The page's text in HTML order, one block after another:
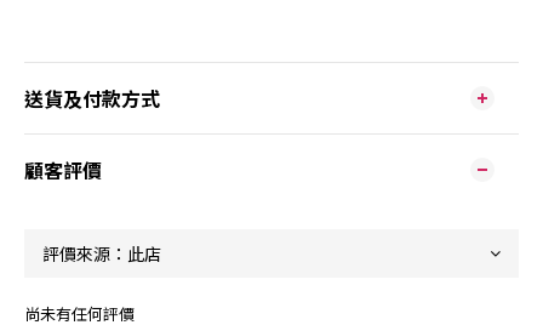
送貨及付款方式
顧客評價
尚未有任何評價